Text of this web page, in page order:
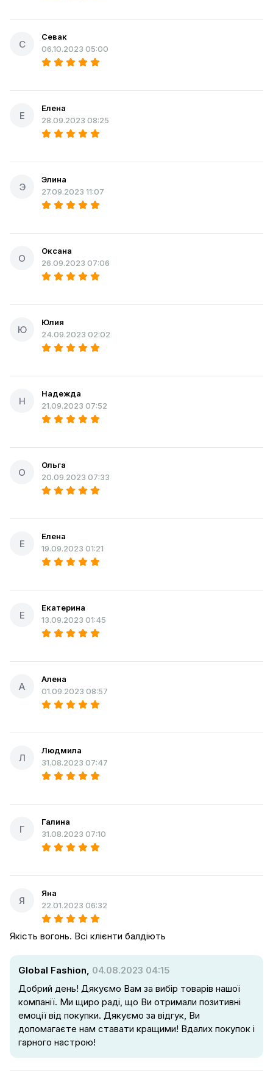
С
Севак
06.10.2023 05:00
Е
Елена
28.09.2023 08:25
Э
Элина
27.09.2023 11:07
О
Оксана
26.09.2023 07:06
Ю
Юлия
24.09.2023 02:02
Н
Надежда
21.09.2023 07:52
О
Ольга
20.09.2023 07:33
Е
Елена
19.09.2023 01:21
Е
Екатерина
13.09.2023 01:45
А
Алена
01.09.2023 08:57
Л
Людмила
31.08.2023 07:47
Г
Галина
31.08.2023 07:10
Я
Яна
22.01.2023 06:32
Якість вогонь. Всі клієнти балдіють
Global Fashion, 04.08.2023 04:15
Добрий день! Дякуємо Вам за вибір товарів нашої
компанії. Ми щиро раді, що Ви отримали позитивні
емоції від покупки. Дякуємо за відгук, Ви
допомагаєте нам ставати кращими! Вдалих покупок і
гарного настрою!